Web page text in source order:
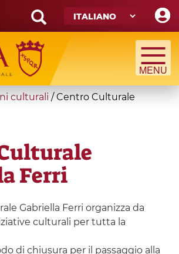
culturali /Centro Culturale
Ferri
Gabriella Ferri organizza da
culturali per tutta la
di chiusura per il passaggio alla